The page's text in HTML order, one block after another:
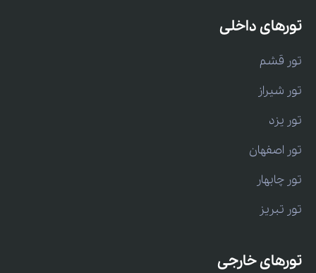
تورهای داخلی
تور قشم
تور شیراز
تور یزد
تور اصفهان
تور چابهار
تور تبریز
تورهای خارجی